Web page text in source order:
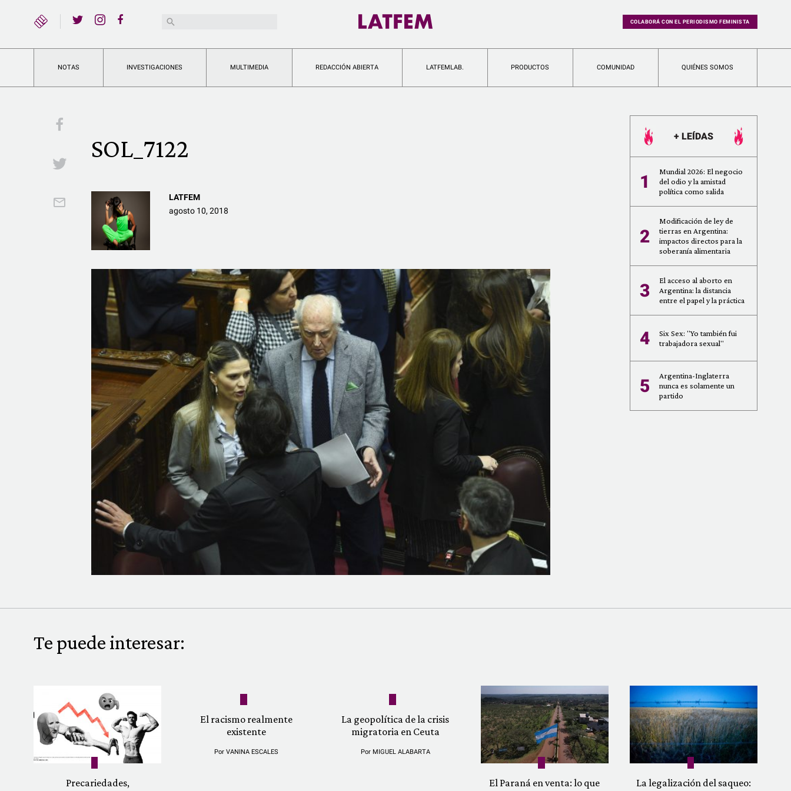
YouTubeBuscar: COLABORÁ CON EL PERIODISMO FEMINISTA
NOTAS INVESTIGACIONES MULTIMEDIA REDACCIÓN ABIERTA LATFEMLAB. PRODUCTOS COMUNIDAD QUIÉNES SOMOS
SOL_7122
LATFEM
agosto 10, 2018
+ LEÍDAS
1
Mundial 2026: El negocio
del odio y la amistad
política como salida
2
Modificación de ley de
tierras en Argentina:
impactos directos para la
soberanía alimentaria
3
El acceso al aborto en
Argentina: la distancia
entre el papel y la práctica
4
Six Sex: "Yo también fui
trabajadora sexual"
5
Argentina-Inglaterra
nunca es solamente un
partido
Te puede interesar:
Precariedades,
El racismo realmente
existente
PorVANINA ESCALES
La geopolítica de la crisis
migratoria en Ceuta
Por MIGUEL ALABARTA
El Paraná en venta: lo que
La legalización del saqueo: